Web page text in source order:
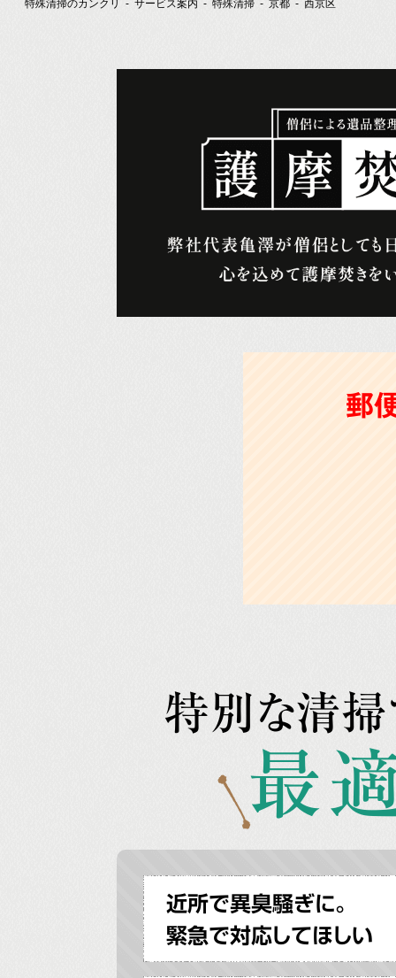
郵
特別な清掃
最
近所で異臭騒ぎに。
緊急で対応してほしい